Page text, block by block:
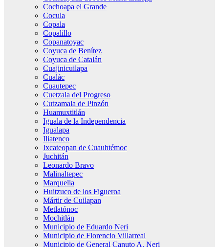
Cochoapa el Grande
Cocula
Copala
Copalillo
Copanatoyac
Coyuca de Benítez
Coyuca de Catalán
Cuajinicuilapa
Cualác
Cuautepec
Cuetzala del Progreso
Cutzamala de Pinzón
Huamuxtitlán
Iguala de la Independencia
Igualapa
Iliatenco
Ixcateopan de Cuauhtémoc
Juchitán
Leonardo Bravo
Malinaltepec
Marquelia
Huitzuco de los Figueroa
Mártir de Cuilapan
Metlatónoc
Mochitlán
Municipio de Eduardo Neri
Municipio de Florencio Villarreal
Municipio de General Canuto A. Neri